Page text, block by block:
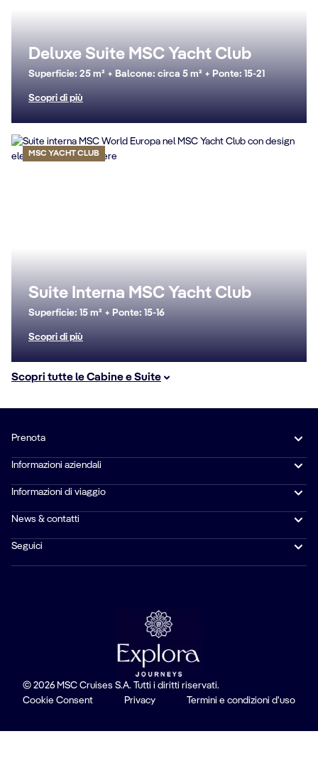
Deluxe Suite MSC Yacht Club
Superficie: 25 m² + Balcone: circa 5 m² + Ponte: 15-21
Scopri di più
MSC YACHT CLUB
Suite Interna MSC Yacht Club
Superficie: 15 m² + Ponte: 15-16
Scopri di più
Scopri tutte le Cabine e Suite
Prenota
Informazioni aziendali
Informazioni di viaggio
News & contatti
Seguici
© 2026 MSC Cruises S.A. Tutti i diritti riservati.
Cookie Consent
Privacy Termini e condizioni d'uso